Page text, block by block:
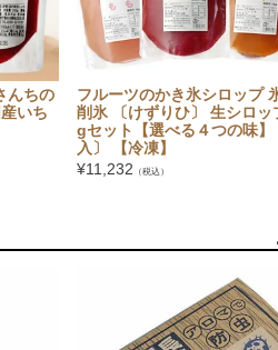
んちの
いち
フルーツのかき氷シロップ
削氷 〔けずりひ〕 生シロッ
gセット【選べる４つの味
入〕 【冷凍】
¥11,232 （税込）